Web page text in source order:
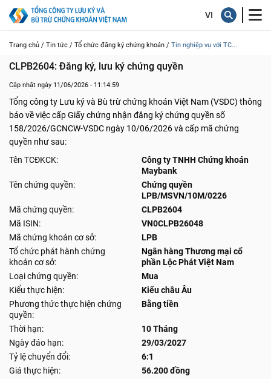
Trang chủ / Tin tức / Tổ chức đăng ký chứng khoán / Tin nghiệp vụ với TC...
CLPB2604: Đăng ký, lưu ký chứng quyền
Cập nhật ngày 11/06/2026 - 11:14:59
Tổng công ty Lưu ký và Bù trừ chứng khoán Việt Nam (VSDC) thông
báo về việc cấp Giấy chứng nhận đăng ký chứng quyền số
158/2026/GCNCW-VSDC ngày 10/06/2026 và cấp mã chứng
quyền như sau:
Tên TCĐKCK:
Công ty TNHH Chứng khoán
Maybank
Tên chứng quyền:
Chứng quyền
LPB/MSVN/10M/0226
Mã chứng quyền:
CLPB2604
Mã ISIN:
VN0CLPB26048
Mã chứng khoán cơ sở:
LPB
Tổ chức phát hành chứng
khoán cơ sở:
Ngân hàng Thương mại cổ
phần Lộc Phát Việt Nam
Loại chứng quyền:
Mua
Kiểu thực hiện:
Kiểu châu Âu
Phương thức thực hiện chứng
quyền:
Bằng tiền
Thời hạn:
10 Tháng
Ngày đáo hạn:
29/03/2027
Tỷ lệ chuyển đổi:
6:1
Giá thực hiện:
56.200 đồng